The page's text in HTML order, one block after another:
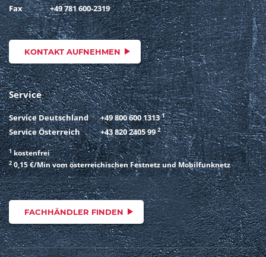
Fax
+49 781 600-2319
KONTAKT AUFNEHMEN
Service
Service Deutschland +49 800 600 1313 1
Service Österreich +43 820 2405 99 2
1kostenfrei
20,15 €/Min vom österreichischen Festnetz und Mobilfunknetz
FACHHÄNDLER FINDEN